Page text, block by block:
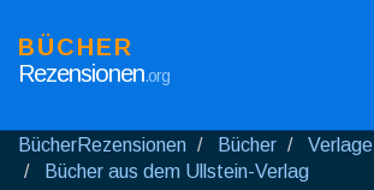
BÜCHER
Rezensionen.org
BücherRezensionen Bücher
Verlage
Bücher aus dem Ullstein-Verlag